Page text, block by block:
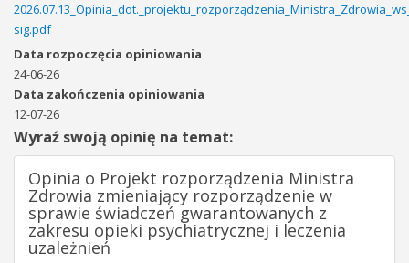
sig.pdf
Data rozpoczęcia opiniowania
24-06-26
Data zakończenia opiniowania
12-07-26
Wyraź swoją opinię na temat:
Opinia o Projekt rozporządzenia Ministra
Zdrowia zmieniający rozporządzenie w
sprawie świadczeń gwarantowanych z
zakresu opieki psychiatrycznej i leczenia
uzależnień